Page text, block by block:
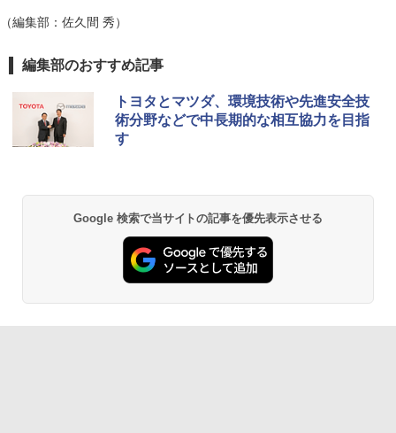
（編集部：佐久間 秀）
編集部のおすすめ記事
トヨタとマツダ、環境技術や先進安全技
術分野などで中長期的な相互協力を目指
す
Google 検索で当サイトの記事を優先表示させる